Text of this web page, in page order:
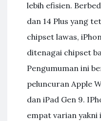
lebih efisien.
dan 14 Plus yang
chipset lawas,
ditenagai chipset
Pengumuman ini
peluncuran Apple
dan iPad Gen 9.
empat varian yakni